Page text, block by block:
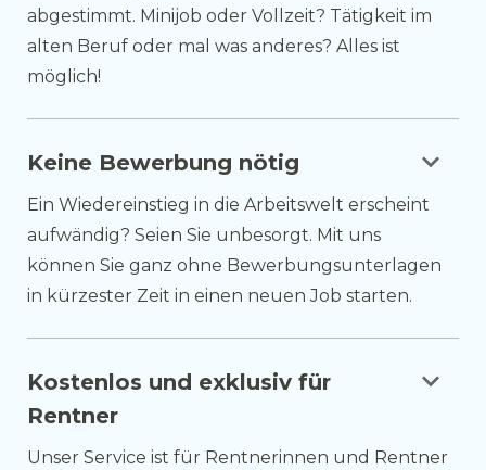
abgestimmt. Minijob oder Vollzeit? Tätigkeit im
alten Beruf oder mal was anderes? Alles ist
möglich!
Keine Bewerbung nötig keyboard_arrow_down
Ein Wiedereinstieg in die Arbeitswelt erscheint
aufwändig? Seien Sie unbesorgt. Mit uns
können Sie ganz ohne Bewerbungsunterlagen
in kürzester Zeit in einen neuen Job starten.
Kostenlos und exklusiv für
Rentner
keyboard_arrow_down
Unser Service ist für Rentnerinnen und Rentner